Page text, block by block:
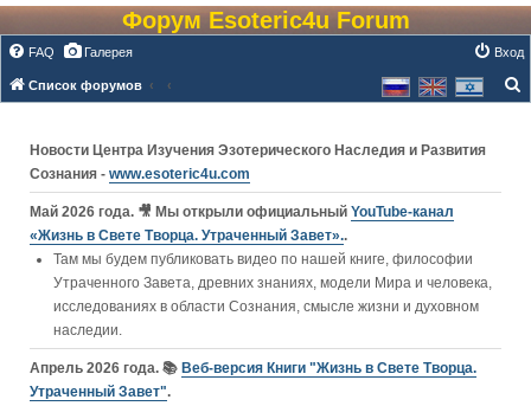
Форум Esoteric4u Forum
FAQ Галерея Вход
Список форумов
Новости Центра Изучения Эзотерического Наследия и Развития
Сознания - www.esoteric4u.com
Май 2026 года. 🎥 Мы открыли официальный YouTube‑канал
«Жизнь в Свете Творца. Утраченный Завет»..
Там мы будем публиковать видео по нашей книге, философии
Утраченного Завета, древних знаниях, модели Мира и человека,
исследованиях в области Сознания, смысле жизни и духовном
наследии.
Апрель 2026 года. 📚 Веб-версия Книги "Жизнь в Свете Творца.
Утраченный Завет".